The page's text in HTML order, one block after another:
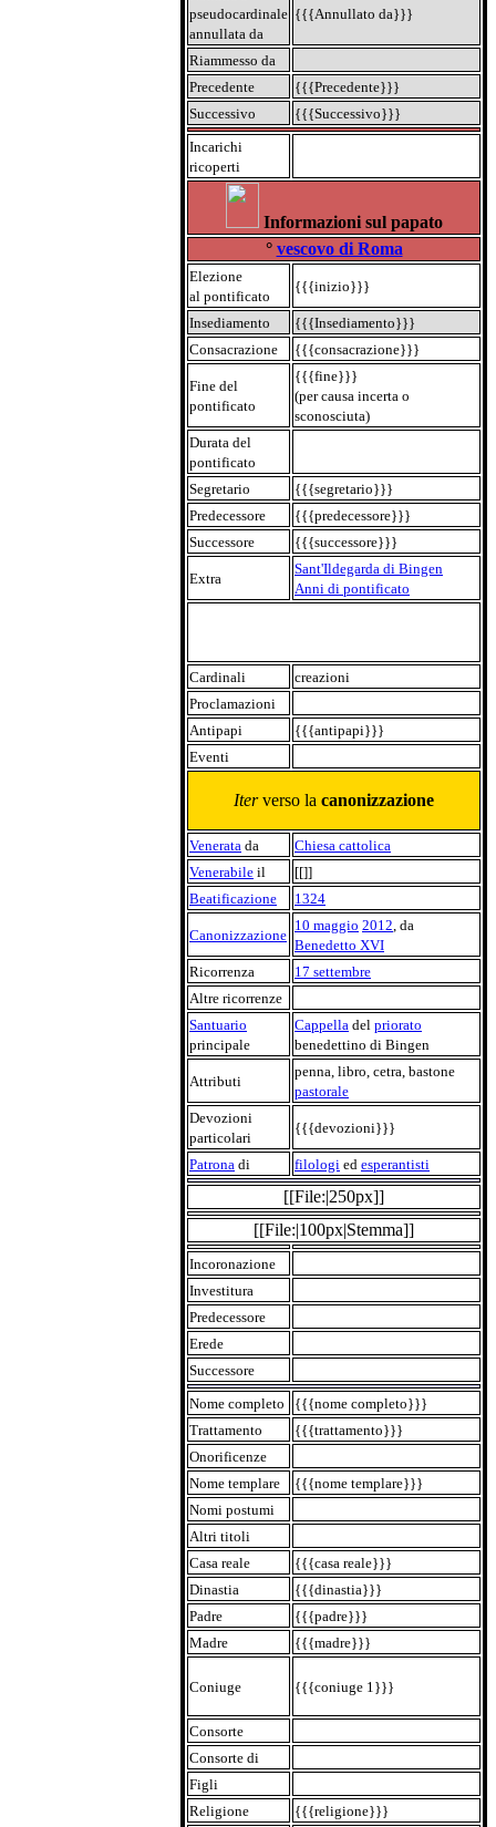
pseudocardinale
annullata da
{{{Annullato da}}}
Riammesso da
Precedente
{{{Precedente}}}
Successivo
{{{Successivo}}}
Incarichi
ricoperti
Informazioni sul papato
° vescovo di Roma
Elezione
al pontificato
{{{inizio}}}
Insediamento
{{{Insediamento}}}
Consacrazione
{{{consacrazione}}}
Fine del
pontificato
{{{fine}}}
(per causa incerta o
sconosciuta)
Durata del
pontificato
Segretario
{{{segretario}}}
Predecessore
{{{predecessore}}}
Successore
{{{successore}}}
Extra
Sant'Ildegarda di Bingen
Anni di pontificato
Cardinali
creazioni
Proclamazioni
Antipapi
{{{antipapi}}}
Eventi
Iterverso la canonizzazione
Venerata da
Chiesa cattolica
Venerabile il
[[]]
Beatificazione
1324
Canonizzazione
10 maggio 2012 , da
Benedetto XVI
Ricorrenza
17 settembre
Altre ricorrenze
Santuario
principale
Cappella del priorato
benedettino di Bingen
Attributi
penna, libro, cetra, bastone
pastorale
Devozioni
particolari
{{{devozioni}}}
Patrona di filologi ed esperantisti
[[File:|250px]]
[[File:|100px|Stemma]]
Incoronazione
Investitura
Predecessore
Erede
Successore
Nome completo
{{{nome completo}}}
Trattamento
{{{trattamento}}}
Onorificenze
Nome templare
{{{nome templare}}}
Nomi postumi
Altri titoli
Casa reale
{{{casa reale}}}
Dinastia
{{{dinastia}}}
Padre
{{{padre}}}
Madre
{{{madre}}}
Coniuge {{{coniuge 1}}}
Consorte
Consorte di
Figli
Religione
{{{religione}}}